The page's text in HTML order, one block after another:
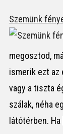
Szemünk
megosztod,
ismerik ezt az
vagy a tiszta
szálak, néha
látótérben. Ha